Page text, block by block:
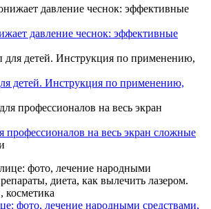
давление чеснок: эффективные
детей. Инструкция по применению,
профессионалов на весь экран сложные
фото, лечение народными средствами,